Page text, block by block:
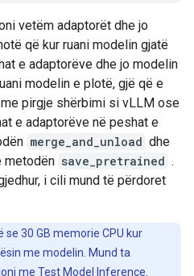
vetëm adaptorët dhe jo
që kur ruani modelin gjatë
e adaptorëve dhe jo modelin
modelin e plotë, gjë që e
pirgje shërbimi si vLLM ose
e adaptorëve në peshat e
merge_and_unload dhe
metodën save_pretrained .
i cili mund të përdoret
se 30 GB memorie CPU kur
me modelin. Mund ta
me Test Model Inference.